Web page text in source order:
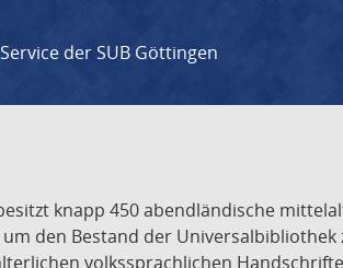
der SUB Göttingen
knapp 450 abendländische
den Bestand der
volkssprachlichen